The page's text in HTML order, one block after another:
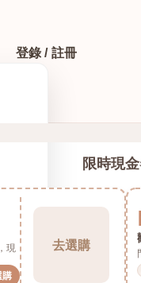
登錄 / 註冊
限時現
現
購
去選購